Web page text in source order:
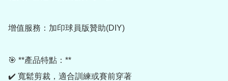
增值服務：加印球員版贊助(DIY)
🎯 **產品特點：**
✔️ 寬鬆剪裁，適合訓練或賽前穿著